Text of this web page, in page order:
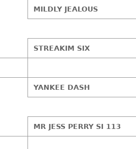
MILDLY JEALOUS
STREAKIM SIX
YANKEE DASH
MR JESS PERRY SI 113